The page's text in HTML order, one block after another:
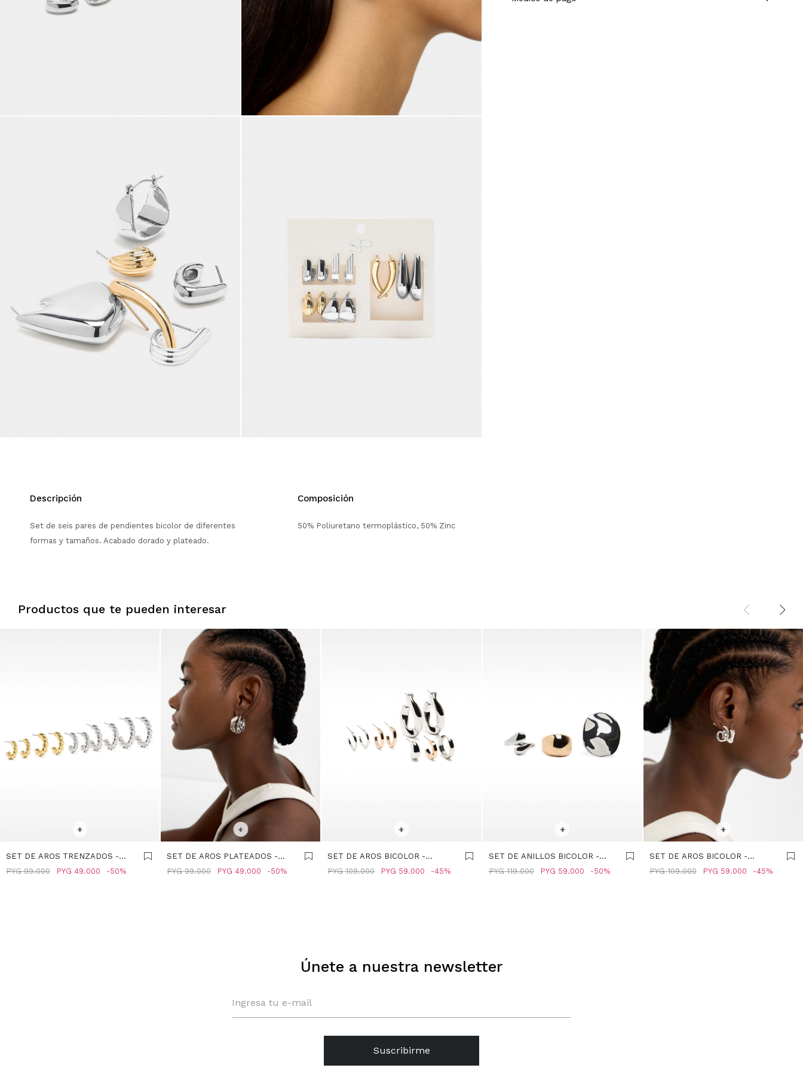
Descripción
Set de seis pares de pendientes bicolor de diferentes
formas y tamaños. Acabado dorado y plateado.
Composición
50% Poliuretano termoplástico, 50% Zinc
Productos que te pueden interesar
+
SET DE AROS TRENZADOS -
BICOLOR
PYG 49.000
PYG 99.000 50
SELECCIONAR TALLE
+
SET DE AROS PLATEADOS -
PLATEADO
PYG 49.000
PYG 99.000 50
+
SET DE AROS BICOLOR -
BICOLOR
PYG 59.000
PYG 109.000 45
+
SET DE ANILLOS BICOLOR -
BICOLOR
PYG 59.000
PYG 119.000 50
SELECCIONAR TALLE
+
SET DE AROS BICOLOR -
BICOLOR
PYG 59.000
PYG 109.000 45
Únete a nuestra newsletter
Suscribirme